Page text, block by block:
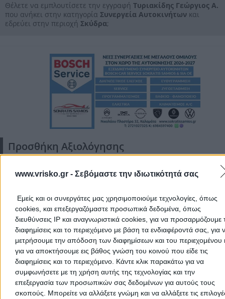
www.vrisko.gr - Σεβόμαστε την ιδιωτικότητά σας
Εμείς και οι συνεργάτες μας χρησιμοποιούμε τεχνολογίες, όπως
cookies, και επεξεργαζόμαστε προσωπικά δεδομένα, όπως
διευθύνσεις IP και αναγνωριστικά cookies, για να προσαρμόζουμε
διαφημίσεις και το περιεχόμενο με βάση τα ενδιαφέροντά σας, για
μετρήσουμε την απόδοση των διαφημίσεων και του περιεχομένου
για να αποκτήσουμε εις βάθος γνώση του κοινού που είδε τις
διαφημίσεις και το περιεχόμενο. Κάντε κλικ παρακάτω για να
συμφωνήσετε με τη χρήση αυτής της τεχνολογίας και την
επεξεργασία των προσωπικών σας δεδομένων για αυτούς τους
σκοπούς. Μπορείτε να αλλάξετε γνώμη και να αλλάξετε τις
Ακύρωση
Θέλετε να εμπλουτίσετε την εγγραφή Τυριακίδης Γεώργιος Α.
που ανήκει στην κατηγορία Συνεργεία Αυτοκινήτων και
εδρεύει στην περιοχή Σκύδρα;
Προσθήκη Αξιολόγησης
Δεν υπάρχουν ακόμα αξιολογήσεις
Αυτός ο επαγγελματίας δεν έχει λάβει ακόμα καμία
αξιολόγηση. Γίνετε ο πρώτος που θα μοιραστεί την
του και βοηθήστε άλλους χρήστες να κάνουν τη σωστή
επιλογή!